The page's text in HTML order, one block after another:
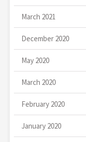
March 2021
December 2020
May 2020
March 2020
February 2020
January 2020